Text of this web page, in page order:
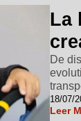
La
De
18/07/
Leer